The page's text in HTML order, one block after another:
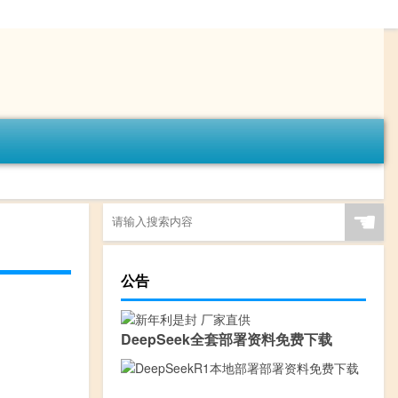
☚
公告
DeepSeek全套部署资料免费下载